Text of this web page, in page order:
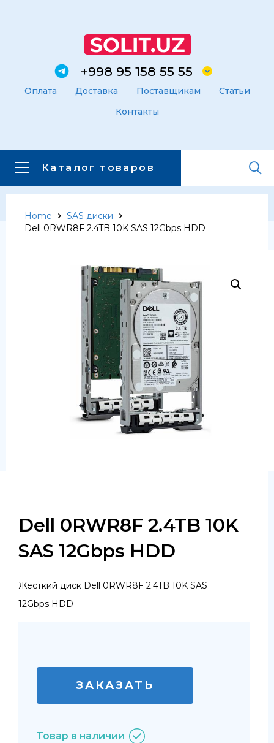
+998 95 158 55 55
Оплата Доставка Поставщикам
Статьи
Контакты
Каталог товаров
Главная Каталог товаров
Системы хранения данных
Серверные комплектующие
Оперативная память
Home
SAS диски
Dell 0RWR8F 2.4TB 10K SAS 12Gbps HDD
Dell 0RWR8F 2.4TB 10K
SAS 12Gbps HDD
Жесткий диск Dell 0RWR8F 2.4TB 10K SAS
12Gbps HDD
ЗАКАЗАТЬ
Товар в наличии